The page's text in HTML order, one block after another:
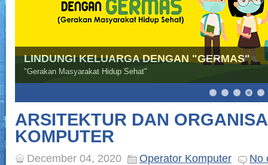
LINDUNGI KELUARGA DENGAN "GERMAS"
"Gerakan Masyarakat Hidup Sehat"
ARSITEKTUR DAN
KOMPUTER
December 04, 2020 Operator Komputer
No